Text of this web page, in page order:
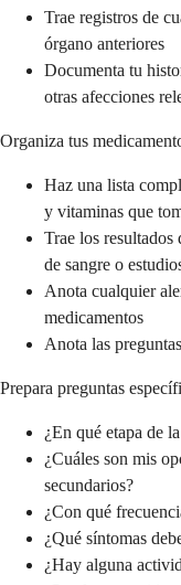
Trae registros de
órgano anteriores
Documenta tu
otras afecciones
Organiza tus
Haz una lista
y vitaminas que
Trae los resultados
de sangre o
Anota cualquier
medicamentos
Anota las
Prepara preguntas
¿En qué etapa de
¿Cuáles son mis
secundarios?
¿Con qué
¿Qué síntomas
¿Hay alguna